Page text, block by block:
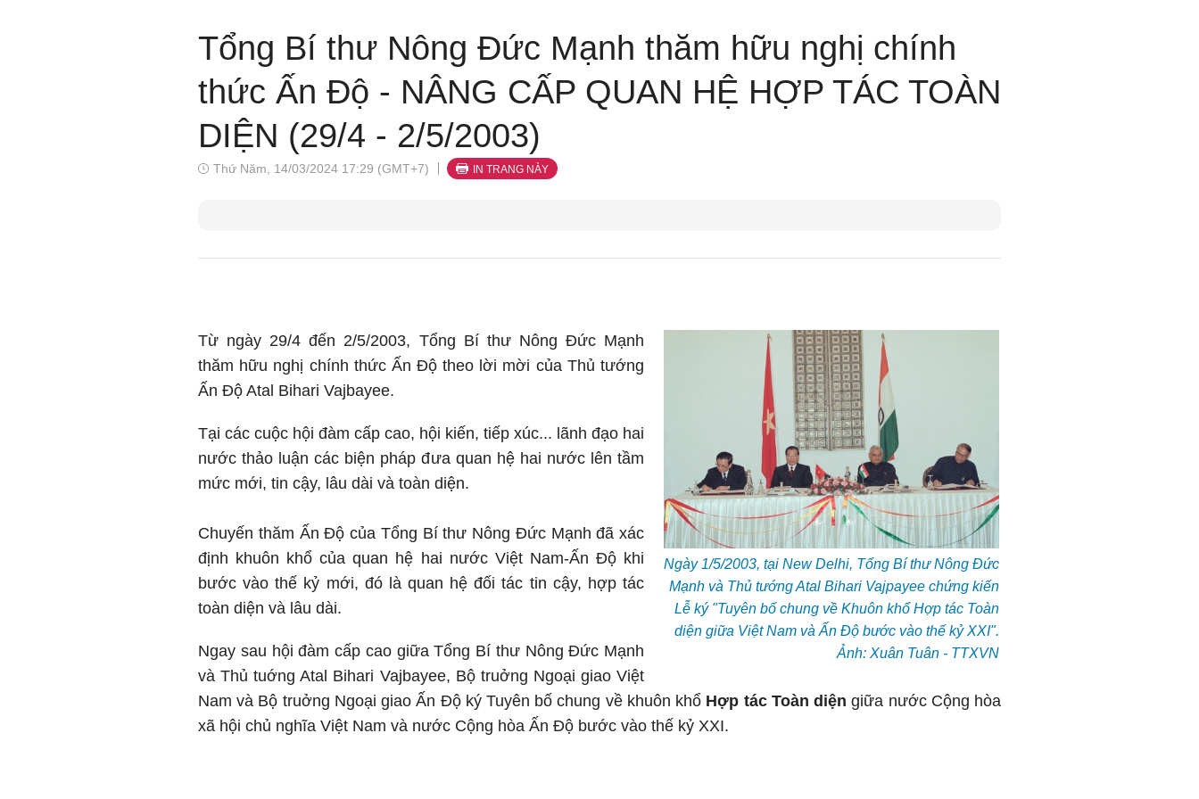
Tổng Bí thư Nông Đức Mạnh thăm hữu nghị chính
thức Ấn Độ - NÂNG CẤP QUAN HỆ HỢP TÁC TOÀN
DIỆN (29/4 - 2/5/2003)
Thứ Năm, 14/03/2024 17:29 (GMT+7) IN TRANG NÀY
Ngày 1/5/2003, tại New Delhi, Tổng Bí thư Nông Đức
Mạnh và Thủ tướng Atal Bihari Vajpayee chứng kiến
Lễ ký "Tuyên bố chung về Khuôn khổ Hợp tác Toàn
diện giữa Việt Nam và Ấn Độ bước vào thế kỷ XXI".
Ảnh: Xuân Tuân - TTXVN
Từ ngày 29/4 đến 2/5/2003, Tổng Bí thư Nông Đức Mạnh
thăm hữu nghị chính thức Ấn Độ theo lời mời của Thủ tướng
Ấn Độ Atal Bihari Vajbayee.
Tại các cuộc hội đàm cấp cao, hội kiến, tiếp xúc... lãnh đạo hai
nước thảo luận các biện pháp đưa quan hệ hai nước lên tầm
mức mới, tin cậy, lâu dài và toàn diện.
Chuyến thăm Ấn Độ của Tổng Bí thư Nông Đức Mạnh đã xác
định khuôn khổ của quan hệ hai nước Việt Nam-Ấn Độ khi
bước vào thế kỷ mới, đó là quan hệ đối tác tin cậy, hợp tác
toàn diện và lâu dài.
Ngay sau hội đàm cấp cao giữa Tổng Bí thư Nông Ðức Mạnh
và Thủ tuớng Atal Bihari Vajbayee, Bộ truởng Ngoại giao Việt
Nam và Bộ truởng Ngoại giao Ấn Ðộ ký Tuyên bố chung về khuôn khổ Hợp tác Toàn diện giữa nước Cộng hòa
xã hội chủ nghĩa Việt Nam và nước Cộng hòa Ấn Ðộ bước vào thế kỷ XXI.